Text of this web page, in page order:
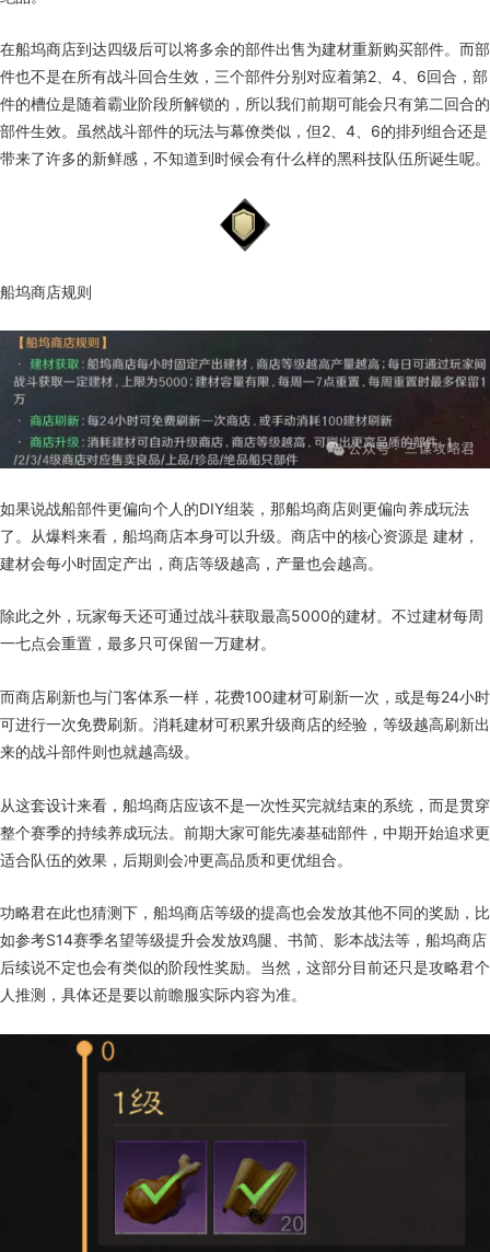
在船坞商店到达四级后可以将多余的部件出售为建材重新购买部件。而部
件也不是在所有战斗回合生效，三个部件分别对应着第2、4、6回合，部
件的槽位是随着霸业阶段所解锁的，所以我们前期可能会只有第二回合的
部件生效。虽然战斗部件的玩法与幕僚类似，但2、4、6的排列组合还是
带来了许多的新鲜感，不知道到时候会有什么样的黑科技队伍所诞生呢。
船坞商店规则
如果说战船部件更偏向个人的DIY组装，那船坞商店则更偏向养成玩法
了。从爆料来看，船坞商店本身可以升级。商店中的核心资源是 建材，
建材会每小时固定产出，商店等级越高，产量也会越高。
除此之外，玩家每天还可通过战斗获取最高5000的建材。不过建材每周
一七点会重置，最多只可保留一万建材。
而商店刷新也与门客体系一样，花费100建材可刷新一次，或是每24小时
可进行一次免费刷新。消耗建材可积累升级商店的经验，等级越高刷新出
来的战斗部件则也就越高级。
从这套设计来看，船坞商店应该不是一次性买完就结束的系统，而是贯穿
整个赛季的持续养成玩法。前期大家可能先凑基础部件，中期开始追求更
适合队伍的效果，后期则会冲更高品质和更优组合。
功略君在此也猜测下，船坞商店等级的提高也会发放其他不同的奖励，比
如参考S14赛季名望等级提升会发放鸡腿、书简、影本战法等，船坞商店
后续说不定也会有类似的阶段性奖励。当然，这部分目前还只是攻略君个
人推测，具体还是要以前瞻服实际内容为准。